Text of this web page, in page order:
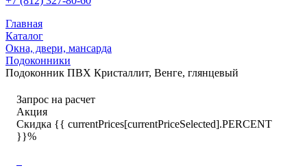
Главная
Каталог
Окна, двери, мансарда
Подоконники
Подоконник ПВХ Кристаллит, Венге, глянцевый
Запрос на расчет
Акция
Скидка {{ currentPrices[currentPriceSelected].PERCENT
}}%